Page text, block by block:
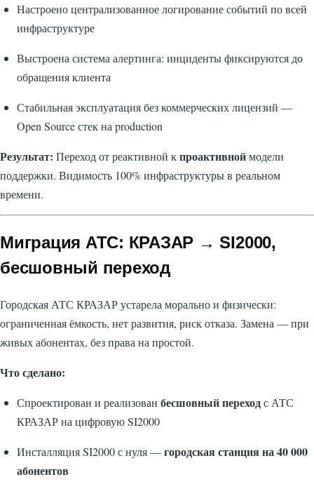
Настроено централизованное логирование событий по всей
инфраструктуре
Выстроена система алертинга: инциденты фиксируются до
обращения клиента
Стабильная эксплуатация без коммерческих лицензий —
Open Source стек на production
Результат: Переход от реактивной кпроактивноймодели
поддержки. Видимость 100% инфраструктуры в реальном
времени.
Миграция АТС: КРАЗАР → SI2000,
бесшовный переход
Городская АТС КРАЗАР устарела морально и физически:
ограниченная ёмкость, нет развития, риск отказа. Замена — при
живых абонентах, без права на простой.
Что сделано:
Спроектирован и реализован бесшовный переходс АТС
КРАЗАР на цифровую SI2000
Инсталляция SI2000 с нуля —городская станция на 40 000
абонентов